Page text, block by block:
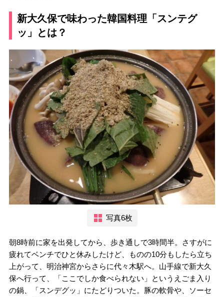
新大久保で味わった韓国料理「スンテグ
ッ」とは？
写真6枚
朝8時前に家を出発してから、歩き通しで3時間半。さすがに
疲れてベンチでひと休みしたけど、ものの10分もしたら立ち
上がって、明治神宮からさらに代々木駅へ。山手線で新大久
保へ行って、「ここでしか食べられない」というえごま入り
の鍋、「スンデグッ」にたどりついた。豚の軟骨や、ソーセ